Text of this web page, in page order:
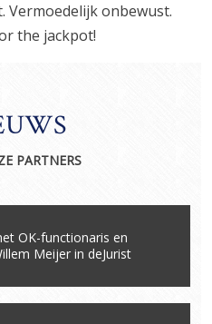
Vermoedelijk onbewust.
the jackpot!
PARTNERS
OK-functionaris en
Meijer in deJurist